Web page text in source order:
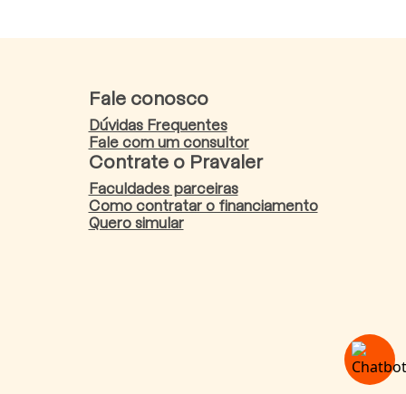
Fale conosco
Dúvidas Frequentes
Fale com um consultor
Contrate o Pravaler
Faculdades parceiras
Como contratar o financiamento
Quero simular